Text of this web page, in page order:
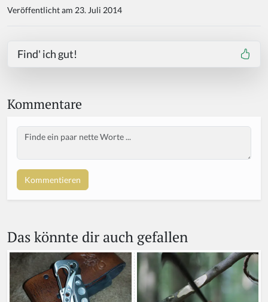
Veröffentlicht am 23. Juli 2014
Find' ich gut!
Kommentare
o
u
h
u
m
n,
ig
Body
Das könnte dir auch gefallen